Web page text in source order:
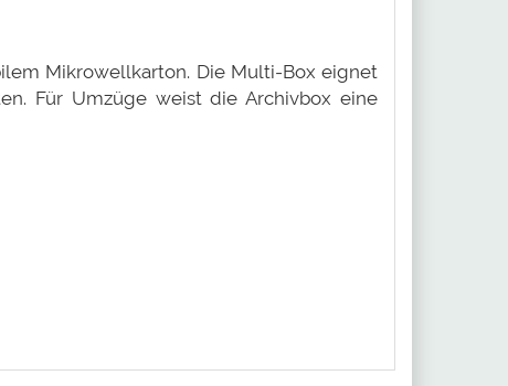
Mikrowellkarton. Die Multi-Box eignet
Für Umzüge weist die Archivbox eine